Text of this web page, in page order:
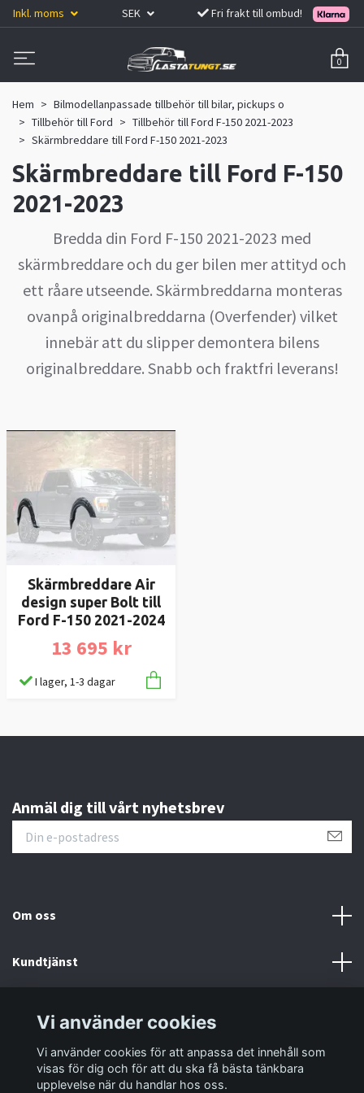
Inkl. moms SEK Fri frakt till ombud!
0
Hem
Bilmodellanpassade tillbehör till bilar, pickups o
Tillbehör till Ford
Tillbehör till Ford F-150 2021-2023
Skärmbreddare till Ford F-150 2021-2023
Skärmbreddare till Ford F-150
2021-2023
Bredda din Ford F-150 2021-2023 med
skärmbreddare och du ger bilen mer attityd och
ett råare utseende. Skärmbreddarna monteras
ovanpå originalbreddarna (Overfender) vilket
innebär att du slipper demontera bilens
originalbreddare. Snabb och fraktfri leverans!
Skärmbreddare Air
design super Bolt till
Ford F-150 2021-2024
13 695 kr
I lager, 1-3 dagar
Anmäl dig till vårt nyhetsbrev
Om oss
Kundtjänst
Sociala medier
Vi använder cookies
Vi använder cookies för att anpassa det innehåll som
visas för dig och för att du ska få bästa tänkbara
upplevelse när du handlar hos oss.